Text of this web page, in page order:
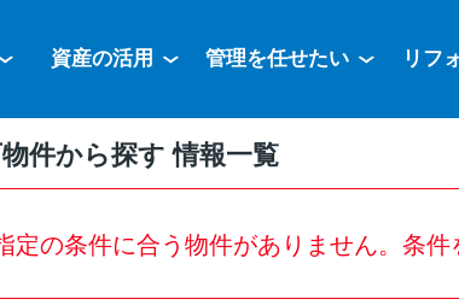
資産の活用 管理を任せたい リフ
件から探す 情報一覧
定の条件に合う物件がありません。条件